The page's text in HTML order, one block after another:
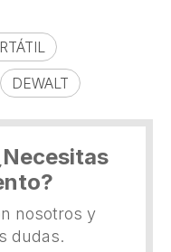
DEWALT
nosotros y
dudas.